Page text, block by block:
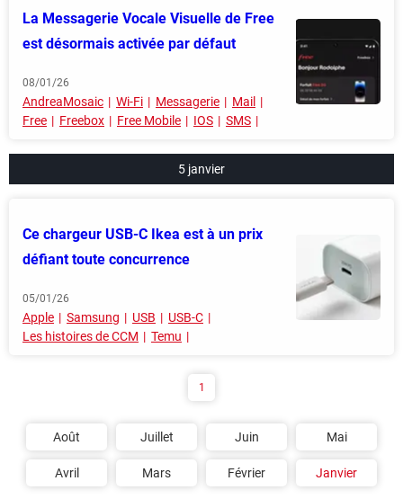
La Messagerie Vocale Visuelle de Free
est désormais activée par défaut
08/01/26
AndreaMosaic Wi-Fi Messagerie
Mail
Free
Freebox Free Mobile IOS SMS
5 janvier
Ce chargeur USB-C Ikea est à un prix
défiant toute concurrence
05/01/26
Apple Samsung USB
USB-C
Les histoires de CCM
Temu
1
Août Juillet Juin Mai
Avril Mars Février Janvier